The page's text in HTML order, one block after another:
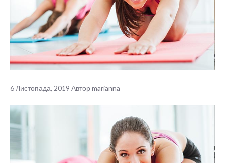
6 Листопада, 2019 Авторmarianna